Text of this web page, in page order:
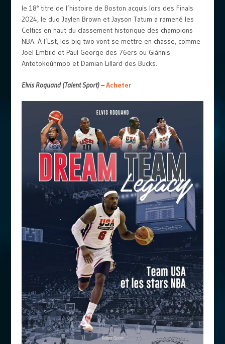
le 18etitre de l’histoire de Boston acquis lors des Finals
2024, le duo Jaylen Brown et Jayson Tatum a ramené les
Celtics en haut du classement historique des champions
NBA. À l’Est, les big two vont se mettre en chasse, comme
Joel Embiid et Paul George des 76ers ou Giánnis
Antetokoúnmpo et Damian Lillard des Bucks.
Elvis Roquand (Talent Sport) – Acheter